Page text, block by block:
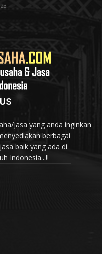
jasa yang anda inginkan
berbagai
baik yang ada di
Indonesia...!!